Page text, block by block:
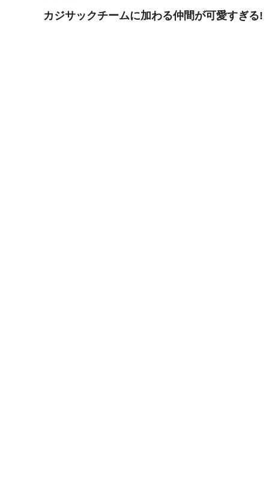
カジサックチームに加わる仲間が可愛すぎる!